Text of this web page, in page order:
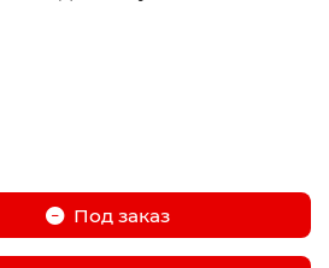
Под заказ